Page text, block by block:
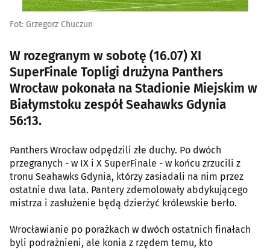
Fot: Grzegorz Chuczun
W rozegranym w sobotę (16.07) XI
SuperFinale Topligi drużyna Panthers
Wrocław pokonała na Stadionie Miejskim w
Białymstoku zespół Seahawks Gdynia
56:13.
Panthers Wrocław odpędzili złe duchy. Po dwóch
przegranych - w IX i X SuperFinale - w końcu zrzucili z
tronu Seahawks Gdynia, którzy zasiadali na nim przez
ostatnie dwa lata. Pantery zdemolowały abdykującego
mistrza i zasłużenie będą dzierżyć królewskie berło.
Wrocławianie po porażkach w dwóch ostatnich finałach
byli podrażnieni, ale konia z rzędem temu, kto